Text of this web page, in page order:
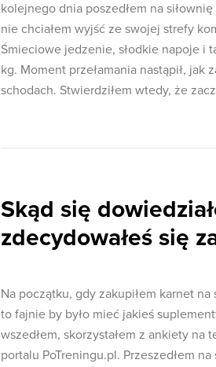
kolejnego dnia poszedłem na
nie chciałem wyjść ze swojej strefy
Śmieciowe jedzenie, słodkie napoje i
kg. Moment przełamania nastąpił,
schodach. Stwierdziłem wtedy, że
Skąd się
zdecydowałeś się
Na początku, gdy zakupiłem karnet
to fajnie by było mieć jakieś
wszedłem, skorzystałem z ankiety
portalu PoTreningu.pl. Przeszedłem